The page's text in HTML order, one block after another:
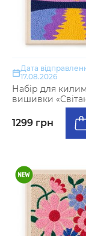
Дата
17.08.2026
Набір для
вишивки
1299 грн